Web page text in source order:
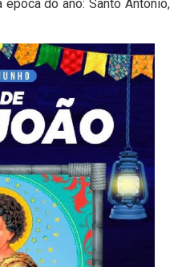
do ano: Santo Antônio,